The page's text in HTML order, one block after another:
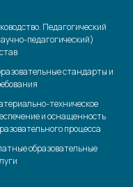
Педагогический
педагогический)
стандарты и
техническое
и оснащенность
процесса
образовательные